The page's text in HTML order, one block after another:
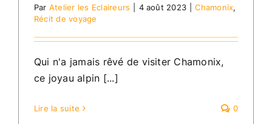
Par Atelier les Eclaireurs 4 août 2023 Chamonix,
Récit de voyage
Qui n'a jamais rêvé de visiter Chamonix,
ce joyau alpin [...]
Lire la suite 0